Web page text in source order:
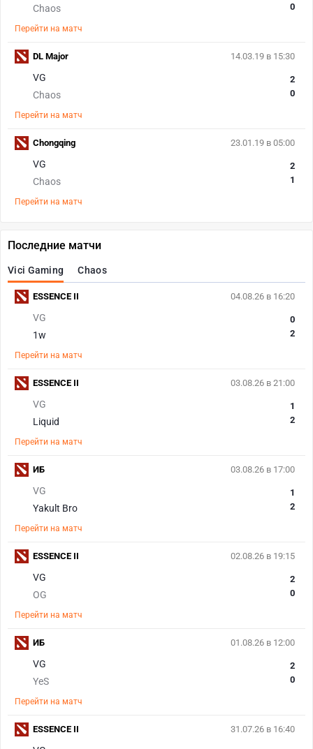
Chaos
0
Перейти на матч
14.03.19 в 15:30
VG
Chaos
2
0
Перейти на матч
DL Major
23.01.19 в 05:00
VG
Chaos
2
1
Перейти на матч
Chongqing
Последние матчи
Vici Gaming Chaos
04.08.26 в 16:20
VG
1w
0
2
Перейти на матч
ESSENCE II
03.08.26 в 21:00
VG
Liquid
1
2
Перейти на матч
ESSENCE II
03.08.26 в 17:00
VG
Yakult Bro
1
2
Перейти на матч
ИБ
02.08.26 в 19:15
VG
OG
2
0
Перейти на матч
ESSENCE II
01.08.26 в 12:00
VG
YeS
2
0
Перейти на матч
ИБ
31.07.26 в 16:40
ESSENCE II